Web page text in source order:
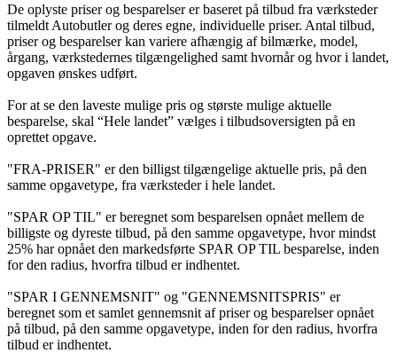
De oplyste priser og besparelser er baseret på tilbud fra værksteder
tilmeldt Autobutler og deres egne, individuelle priser. Antal tilbud,
priser og besparelser kan variere afhængig af bilmærke, model,
årgang, værkstedernes tilgængelighed samt hvornår og hvor i landet,
opgaven ønskes udført.
For at se den laveste mulige pris og største mulige aktuelle
besparelse, skal “Hele landet” vælges i tilbudsoversigten på en
oprettet opgave.
"FRA-PRISER" er den billigst tilgængelige aktuelle pris, på den
samme opgavetype, fra værksteder i hele landet.
"SPAR OP TIL" er beregnet som besparelsen opnået mellem de
billigste og dyreste tilbud, på den samme opgavetype, hvor mindst
25% har opnået den markedsførte SPAR OP TIL besparelse, inden
for den radius, hvorfra tilbud er indhentet.
"SPAR I GENNEMSNIT" og "GENNEMSNITSPRIS" er
beregnet som et samlet gennemsnit af priser og besparelser opnået
på tilbud, på den samme opgavetype, inden for den radius, hvorfra
tilbud er indhentet.